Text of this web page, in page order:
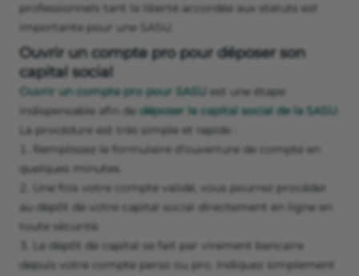
professionnels tant la liberté accordée aux statuts est
importante pour une SASU.
Ouvrir un compte pro pour déposer son
capital social
Ouvrir un compte pro pour SASU est une étape
indispensable afin de déposer le capital social de la SASU
La procédure est très simple et rapide :
Remplissez le formulaire d'ouverture de compte en
quelques minutes.
Une fois votre compte validé, vous pourrez procéder
au dépôt de votre capital social directement en ligne en
toute sécurité.
Le dépôt de capital se fait par virement bancaire
depuis votre compte perso ou pro. Indiquez simplement